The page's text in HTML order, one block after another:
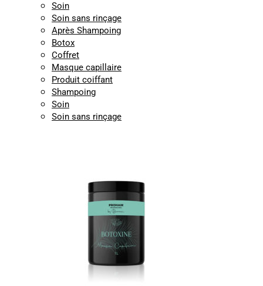
Soin
Soin sans rinçage
Après Shampoing
Botox
Coffret
Masque capillaire
Produit coiffant
Shampoing
Soin
Soin sans rinçage